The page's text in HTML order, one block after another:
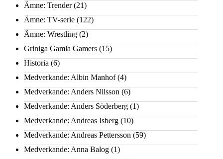
Ämne: Trender(21)
Ämne: TV-serie (122)
Ämne: Wrestling (2)
Griniga Gamla Gamers (15)
Historia (6)
Medverkande: Albin Manhof(4)
Medverkande: Anders Nilsson (6)
Medverkande: Anders Söderberg (1)
Medverkande: Andreas Isberg (10)
Medverkande: Andreas Pettersson (59)
Medverkande: Anna Balog (1)